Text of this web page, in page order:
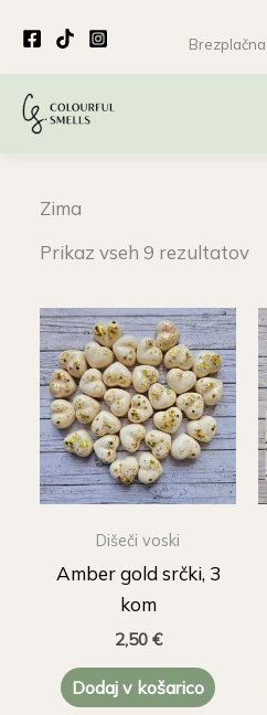
Zima
Prikaz vseh 9 rezultatov
Dišeči voski
Amber gold srčki, 3
kom
2,50 €
Dodaj v košarico